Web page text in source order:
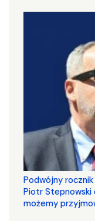
Podwójny
Piotr Stepnowski
możemy